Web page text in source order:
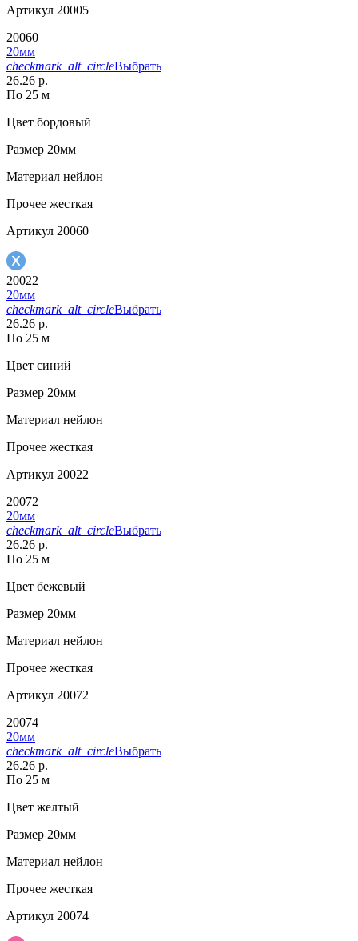
Артикул 20005
20060
20мм
checkmark_alt_circleВыбрать
26.26 р.
По 25 м
Цвет бордовый
Размер 20мм
Материал нейлон
Прочее жесткая
Артикул 20060
20022
20мм
checkmark_alt_circleВыбрать
26.26 р.
По 25 м
Цвет синий
Размер 20мм
Материал нейлон
Прочее жесткая
Артикул 20022
20072
20мм
checkmark_alt_circleВыбрать
26.26 р.
По 25 м
Цвет бежевый
Размер 20мм
Материал нейлон
Прочее жесткая
Артикул 20072
20074
20мм
checkmark_alt_circleВыбрать
26.26 р.
По 25 м
Цвет желтый
Размер 20мм
Материал нейлон
Прочее жесткая
Артикул 20074